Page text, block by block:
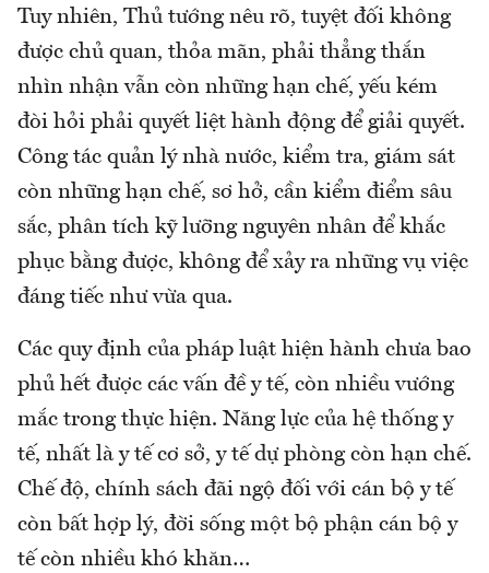
Tuy nhiên, Thủ tướng nêu rõ, tuyệt đối không
được chủ quan, thỏa mãn, phải thẳng thắn
nhìn nhận vẫn còn những hạn chế, yếu kém
đòi hỏi phải quyết liệt hành động để giải quyết.
Công tác quản lý nhà nước, kiểm tra, giám sát
còn những hạn chế, sơ hở, cần kiểm điểm sâu
sắc, phân tích kỹ lưỡng nguyên nhân để khắc
phục bằng được, không để xảy ra những vụ việc
đáng tiếc như vừa qua.
Các quy định của pháp luật hiện hành chưa bao
phủ hết được các vấn đề y tế, còn nhiều vướng
mắc trong thực hiện. Năng lực của hệ thống y
tế, nhất là y tế cơ sở, y tế dự phòng còn hạn chế.
Chế độ, chính sách đãi ngộ đối với cán bộ y tế
còn bất hợp lý, đời sống một bộ phận cán bộ y
tế còn nhiều khó khăn…